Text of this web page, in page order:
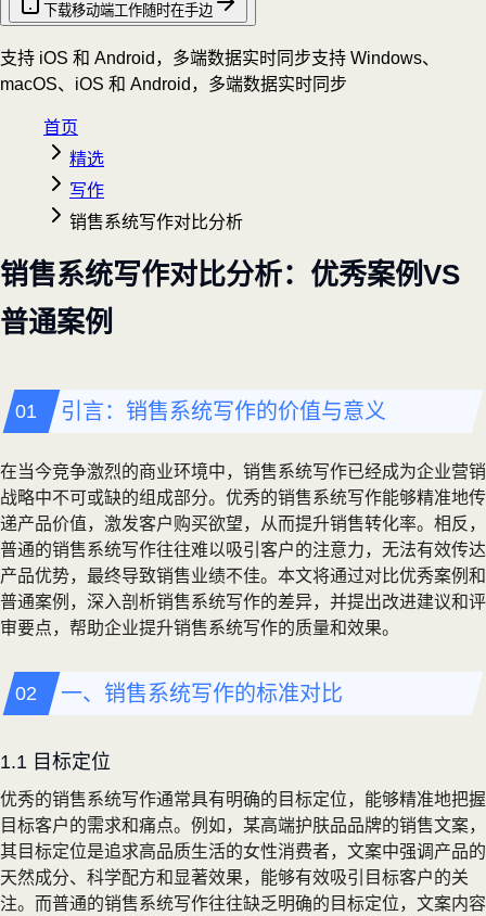
下载移动端工作随时在手边
支持 iOS 和 Android，多端数据实时同步支持 Windows、
macOS、iOS 和 Android，多端数据实时同步
首页
精选
写作
销售系统写作对比分析
销售系统写作对比分析：优秀案例VS
普通案例
引言：销售系统写作的价值与意义
在当今竞争激烈的商业环境中，销售系统写作已经成为企业营销
战略中不可或缺的组成部分。优秀的销售系统写作能够精准地传
递产品价值，激发客户购买欲望，从而提升销售转化率。相反，
普通的销售系统写作往往难以吸引客户的注意力，无法有效传达
产品优势，最终导致销售业绩不佳。本文将通过对比优秀案例和
普通案例，深入剖析销售系统写作的差异，并提出改进建议和评
审要点，帮助企业提升销售系统写作的质量和效果。
一、销售系统写作的标准对比
1.1 目标定位
优秀的销售系统写作通常具有明确的目标定位，能够精准地把握
目标客户的需求和痛点。例如，某高端护肤品品牌的销售文案，
其目标定位是追求高品质生活的女性消费者，文案中强调产品的
天然成分、科学配方和显著效果，能够有效吸引目标客户的关
注。而普通的销售系统写作往往缺乏明确的目标定位，文案内容